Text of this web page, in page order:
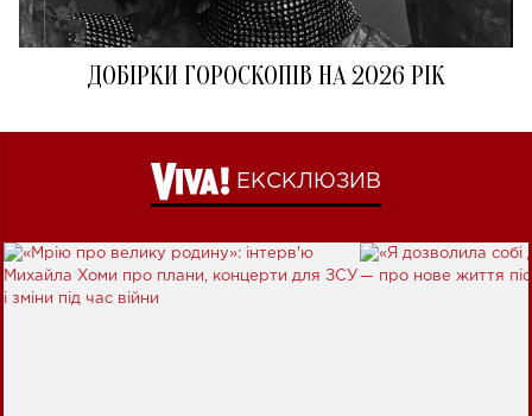
ДОБІРКИ ГОРОСКОПІВ НА 2026 РІК
ЕКСКЛЮЗИВ